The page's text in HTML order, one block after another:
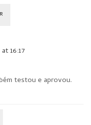
16:17
testou e aprovou.